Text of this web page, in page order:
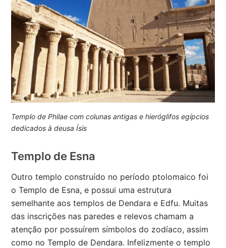
Templo de Philae com colunas antigas e hieróglifos egípcios
dedicados à deusa Ísis
Templo de Esna
Outro templo construído no período ptolomaico foi
o Templo de Esna, e possui uma estrutura
semelhante aos templos de Dendara e Edfu. Muitas
das inscrições nas paredes e relevos chamam a
atenção por possuírem símbolos do zodíaco, assim
como no Templo de Dendara. Infelizmente o templo